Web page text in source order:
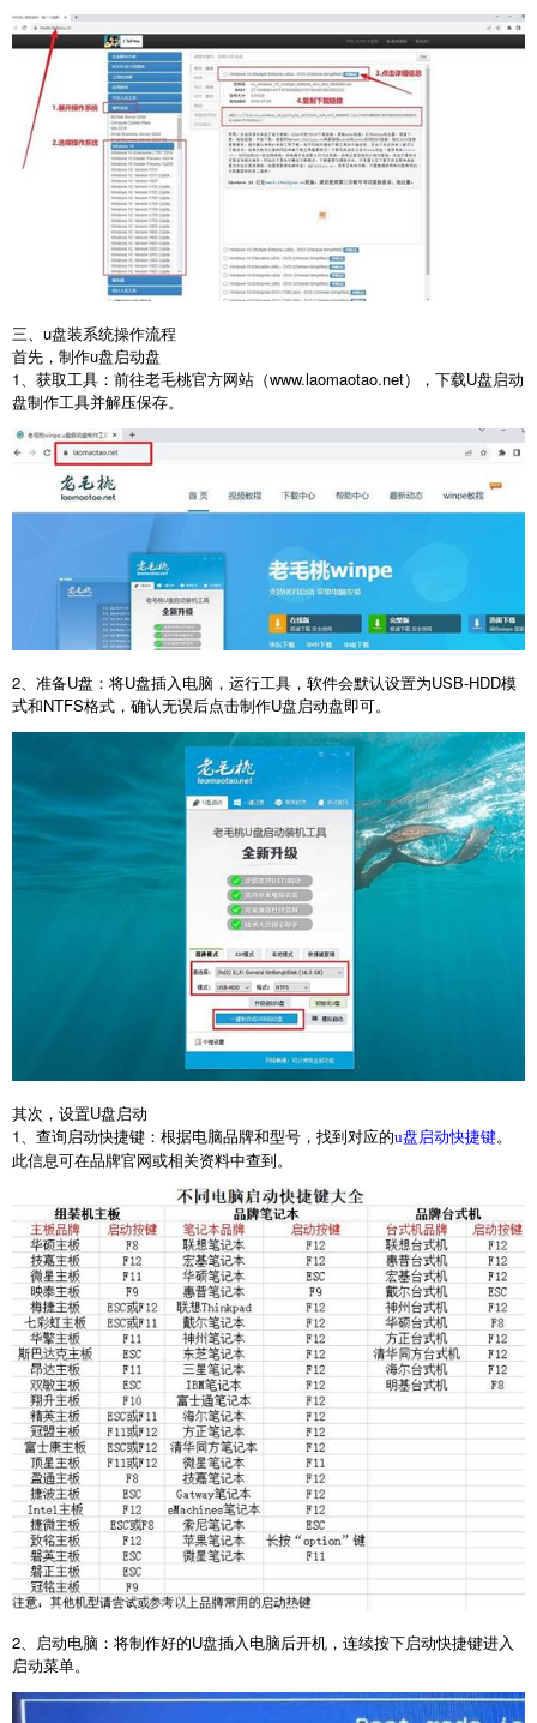
三、u盘装系统操作流程
首先，制作u盘启动盘
1、获取工具：前往老毛桃官方网站（www.laomaotao.net），下载U盘启动
盘制作工具并解压保存。
2、准备U盘：将U盘插入电脑，运行工具，软件会默认设置为USB-HDD模
式和NTFS格式，确认无误后点击制作U盘启动盘即可。
其次，设置U盘启动
1、查询启动快捷键：根据电脑品牌和型号，找到对应的u盘启动快捷键。
此信息可在品牌官网或相关资料中查到。
2、启动电脑：将制作好的U盘插入电脑后开机，连续按下启动快捷键进入
启动菜单。